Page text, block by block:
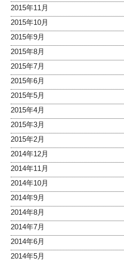
2015年11月
2015年10月
2015年9月
2015年8月
2015年7月
2015年6月
2015年5月
2015年4月
2015年3月
2015年2月
2014年12月
2014年11月
2014年10月
2014年9月
2014年8月
2014年7月
2014年6月
2014年5月